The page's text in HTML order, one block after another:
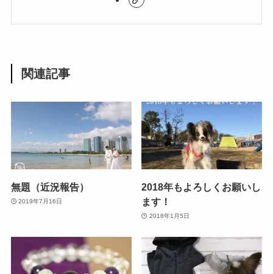
関連記事
無題（近況報告）
2019年7月16日
2018年もよろしくお願いし
ます！
2018年1月5日